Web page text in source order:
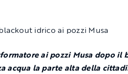
ai pozzi Musa dopo il
acqua la parte alta della